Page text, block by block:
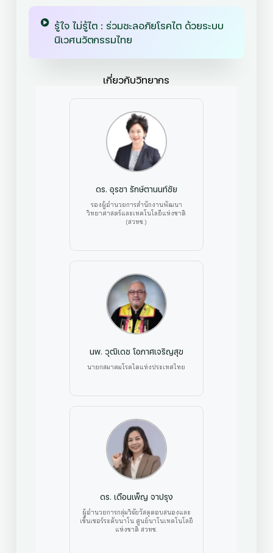
รู้ใจ ไม่รู้ไต : ร่วมชะลอภัยโรคไต ด้วยระบบ
นิเวศนวัตกรรมไทย
เกี่ยวกับวิทยากร
ดร. อุรชา รักษ์ตานนท์ชัย
รองผู้อำนวยการสำนักงานพัฒนา
วิทยาศาสตร์และเทคโนโลยีแห่งชาติ
(สวทช.)
นพ. วุฒิเดช โอภาศเจริญสุข
นายกสมาคมโรคไตแห่งประเทศไทย
ดร. เดือนเพ็ญ จาปรุง
ผู้อำนวยการกลุ่มวิจัยวัสดุตอบสนองและ
เซ็นเซอร์ระดับนาโน ศูนย์นาโนเทคโนโลยี
แห่งชาติ สวทช.